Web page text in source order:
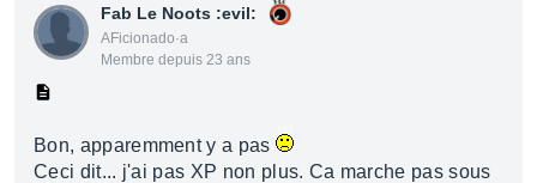
Fab Le Noots :evil:
AFicionado·a
Membre depuis 23 ans
Bon, apparemment y a pas
Ceci dit... j'ai pas XP non plus. Ca marche pas sous